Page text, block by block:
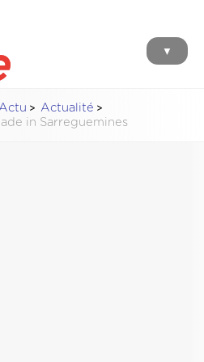
▼
Actu
Actualité
in Sarreguemines